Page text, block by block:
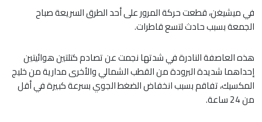
في ميشيغن، قطعت حركة المرور على أحد الطرق السريعة صباح
الجمعة بسبب حادث لتسع قاطرات.
هذه العاصفة النادرة في شدتها نجمت عن تصادم كتلتين هوائيتين
إحداهما شديدة البرودة من القطب الشمالي والأخرى مدارية من خليج
المكسيك، تفاقم بسبب انخفاض الضغط الجوي بسرعة كبيرة في أقل
من 24 ساعة.